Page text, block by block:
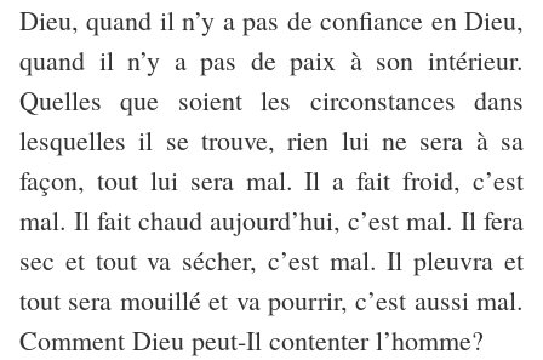
Dieu, quand il n’y a pas de confiance en Dieu,
quand il n’y a pas de paix à son intérieur.
Quelles que soient les circonstances dans
lesquelles il se trouve, rien lui ne sera à sa
façon, tout lui sera mal. Il a fait froid, c’est
mal. Il fait chaud aujourd’hui, c’est mal. Il fera
sec et tout va sécher, c’est mal. Il pleuvra et
tout sera mouillé et va pourrir, c’est aussi mal.
Comment Dieu peut-Il contenter l’homme?